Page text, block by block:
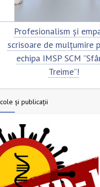
și empatie:
de mulțumire pentru
echipa IMSP SCM ”Sfânta
Treime”!
și publicații